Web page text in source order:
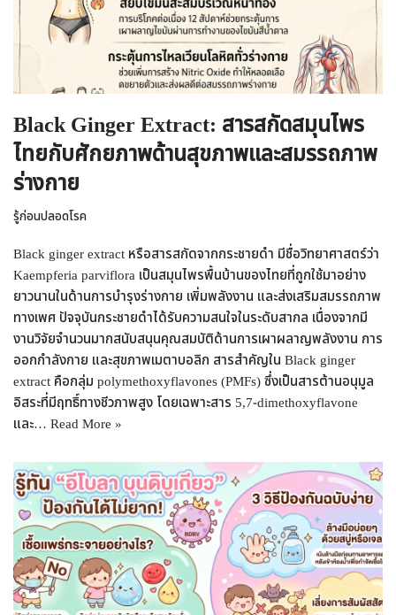
Black Ginger Extract: สารสกัดสมุนไพร
ไทยกับศักยภาพด้านสุขภาพและสมรรถภาพ
ร่างกาย
รู้ก่อนปลอดโรค
Black ginger extract หรือสารสกัดจากกระชายดำ มีชื่อวิทยาศาสตร์ว่า
Kaempferia parviflora เป็นสมุนไพรพื้นบ้านของไทยที่ถูกใช้มาอย่าง
ยาวนานในด้านการบำรุงร่างกาย เพิ่มพลังงาน และส่งเสริมสมรรถภาพ
ทางเพศ ปัจจุบันกระชายดำได้รับความสนใจในระดับสากล เนื่องจากมี
งานวิจัยจำนวนมากสนับสนุนคุณสมบัติด้านการเผาผลาญพลังงาน การ
ออกกำลังกาย และสุขภาพเมตาบอลิก สารสำคัญใน Black ginger
extract คือกลุ่ม polymethoxyflavones (PMFs) ซึ่งเป็นสารต้านอนุมูล
อิสระที่มีฤทธิ์ทางชีวภาพสูง โดยเฉพาะสาร 5,7-dimethoxyflavone
และ… Read More »